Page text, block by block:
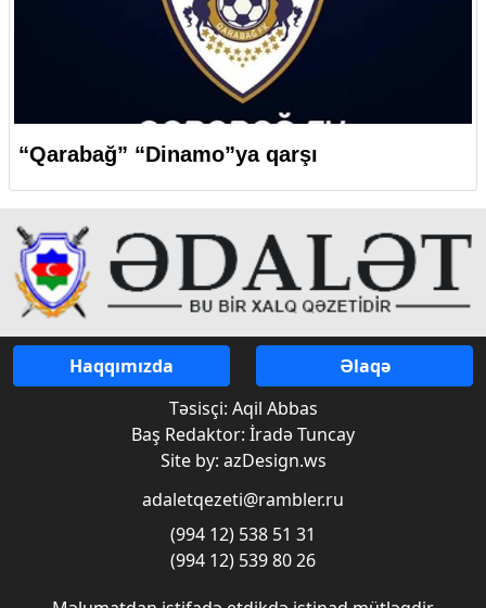
“Qarabağ” “Dinamo”ya qarşı
Haqqımızda
Əlaqə
Təsisçi: Aqil Abbas
Baş Redaktor: İradə Tuncay
Site by: azDesign.ws
adaletqezeti@rambler.ru
(994 12) 538 51 31
(994 12) 539 80 26